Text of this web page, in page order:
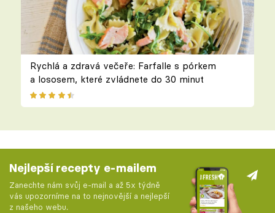
Rychlá a zdravá večeře: Farfalle s pórkem
a lososem, které zvládnete do 30 minut
Nejlepší recepty e-mailem
Zanechte nám svůj e-mail a až 5x týdně
vás upozorníme na to nejnovější a nejlepší
z našeho webu.